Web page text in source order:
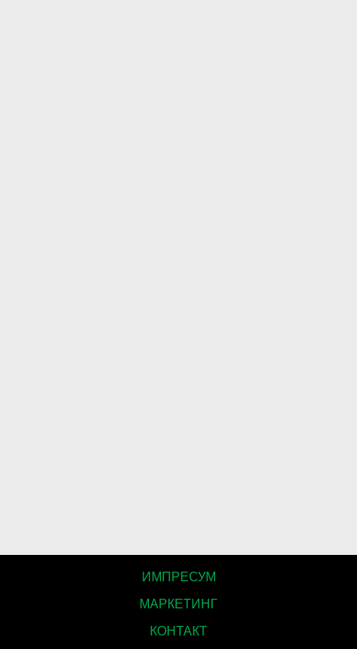
ИМПРЕСУМ
МАРКЕТИНГ
КОНТАКТ